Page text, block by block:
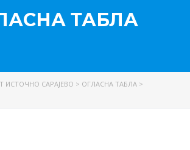
ТАБЛА
ИСТОЧНО САРАЈЕВО > ОГЛАСНА ТАБЛА >